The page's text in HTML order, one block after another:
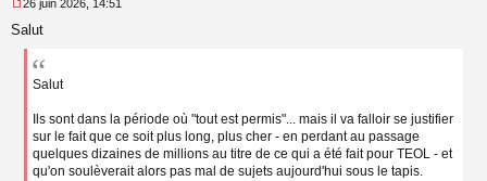
e
s
26 juin 2026, 14:51
Salut
Salut
Ils sont dans la période où "tout est permis"... mais il va falloir se justifier
sur le fait que ce soit plus long, plus cher - en perdant au passage
quelques dizaines de millions au titre de ce qui a été fait pour TEOL - et
qu'on soulèverait alors pas mal de sujets aujourd'hui sous le tapis.